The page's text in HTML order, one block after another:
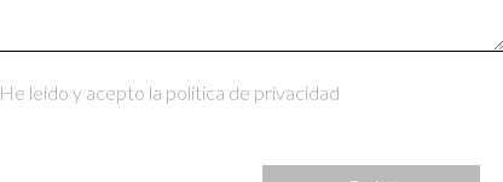
He leído y acepto la política de privacidad